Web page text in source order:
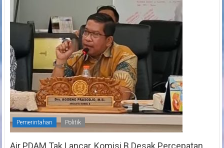
Pemerintahan Politik
Air PDAM Tak Lancar, Komisi B Desak Percepatan